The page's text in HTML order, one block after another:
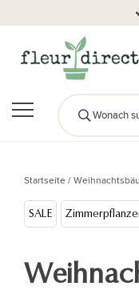
Startseite/
SALE